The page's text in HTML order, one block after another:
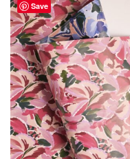
Save